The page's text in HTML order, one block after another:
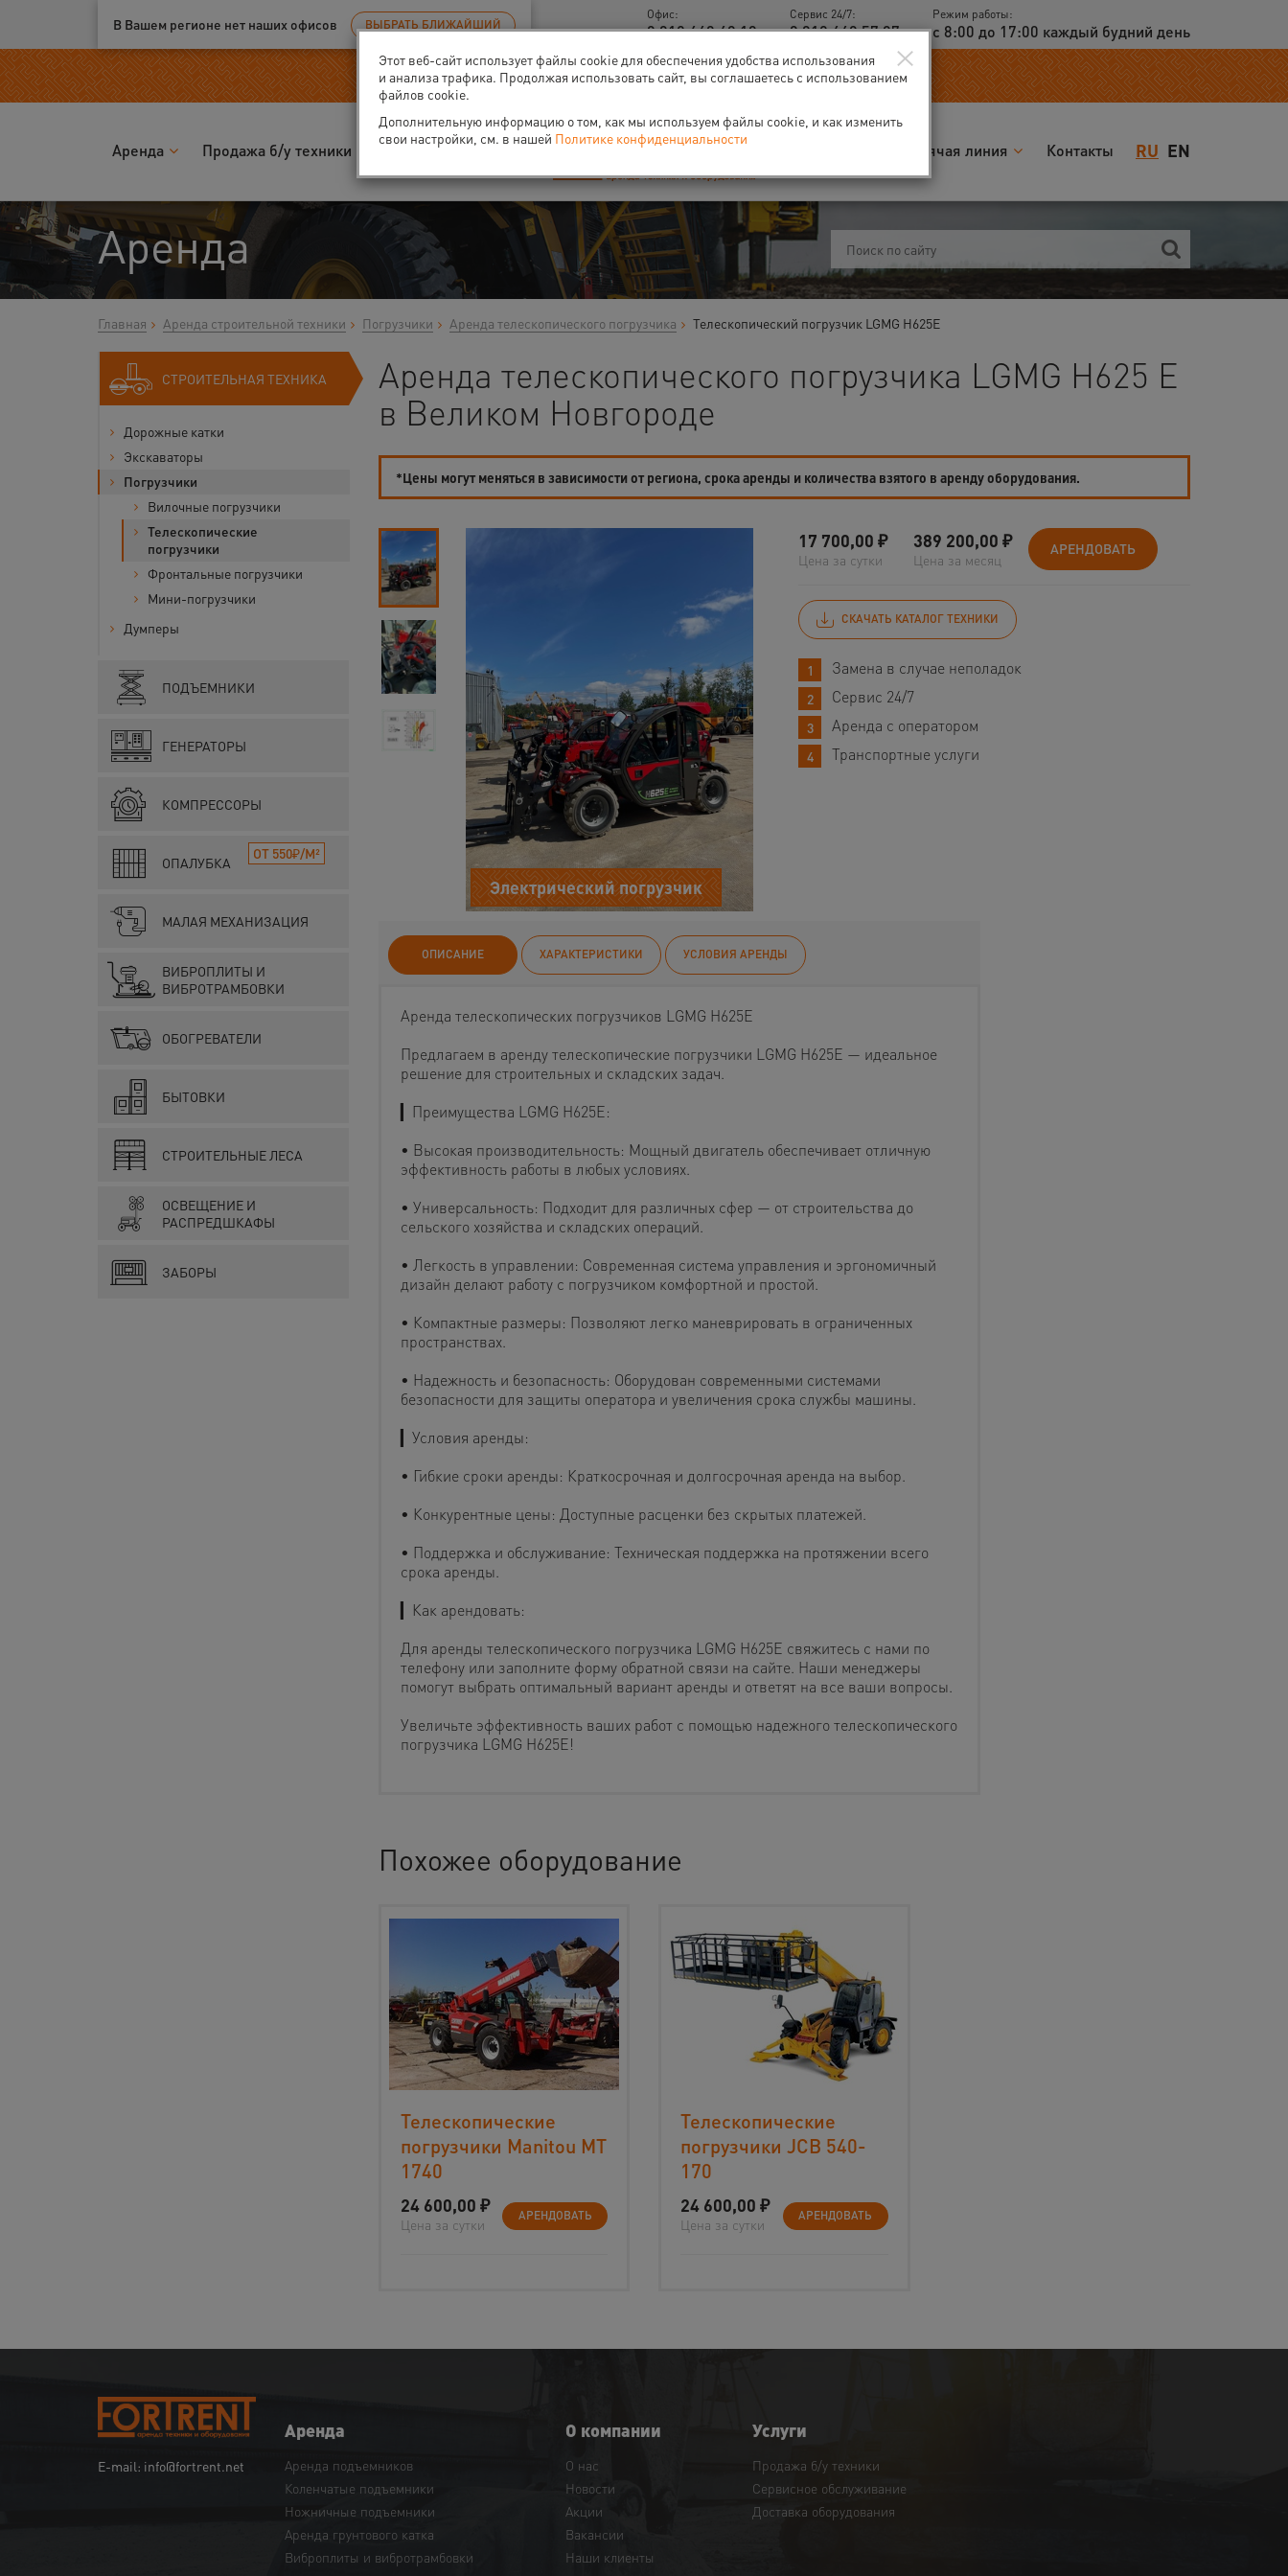
Ваш город:Великий Новгород
В Вашем регионе нет наших офисов ВЫБРАТЬ БЛИЖАЙШИЙ
Офис:
8 812 448 48 18
Сервис 24/7:
8 812 449 57 97
Режим работы:
с 8:00 до 17:00 каждый будний день
-40% на арендукомпрессоров
RU EN
Аренда Продажа б/у техники Запчасти О нас Горячая линия Контакты
Аренда
Главная Аренда строительной техники Погрузчики Аренда телескопического погрузчика Телескопический погрузчик LGMG H625E
СТРОИТЕЛЬНАЯ ТЕХНИКА
Дорожные катки
Экскаваторы
Погрузчики
Вилочные погрузчики
Телескопические
погрузчики
Фронтальные погрузчики
Мини-погрузчики
Думперы
ПОДЪЕМНИКИ
ГЕНЕРАТОРЫ
КОМПРЕССОРЫ
ОПАЛУБКА
ОТ 550₽/М²
МАЛАЯ МЕХАНИЗАЦИЯ
ВИБРОПЛИТЫ И
ВИБРОТРАМБОВКИ
ОБОГРЕВАТЕЛИ
БЫТОВКИ
СТРОИТЕЛЬНЫЕ ЛЕСА
ОСВЕЩЕНИЕ И
РАСПРЕДШКАФЫ
ЗАБОРЫ
Аренда телескопического погрузчика LGMG H625 E
в Великом Новгороде
*Цены могут меняться в зависимости от региона, срока аренды и количества взятого в аренду оборудования.
Электрический погрузчик
17 700,00 ₽
Цена за сутки
389 200,00 ₽
Цена за месяц
АРЕНДОВАТЬ
СКАЧАТЬ КАТАЛОГ ТЕХНИКИ
Замена в случае неполадок
Сервис 24/7
Аренда с оператором
Транспортные услуги
ОПИСАНИЕ ХАРАКТЕРИСТИКИ УСЛОВИЯ АРЕНДЫ
Аренда телескопических погрузчиков LGMG H625E
Предлагаем в аренду телескопические погрузчики LGMG H625E — идеальное
решение для строительных и складских задач.
▎Преимущества LGMG H625E:
• Высокая производительность: Мощный двигатель обеспечивает отличную
эффективность работы в любых условиях.
• Универсальность: Подходит для различных сфер — от строительства до
сельского хозяйства и складских операций.
• Легкость в управлении: Современная система управления и эргономичный
дизайн делают работу с погрузчиком комфортной и простой.
• Компактные размеры: Позволяют легко маневрировать в ограниченных
пространствах.
• Надежность и безопасность: Оборудован современными системами
безопасности для защиты оператора и увеличения срока службы машины.
▎Условия аренды:
• Гибкие сроки аренды: Краткосрочная и долгосрочная аренда на выбор.
• Конкурентные цены: Доступные расценки без скрытых платежей.
• Поддержка и обслуживание: Техническая поддержка на протяжении всего
срока аренды.
▎Как арендовать:
Для аренды телескопического погрузчика LGMG H625E свяжитесь с нами по
телефону или заполните форму обратной связи на сайте. Наши менеджеры
помогут выбрать оптимальный вариант аренды и ответят на все ваши вопросы.
Увеличьте эффективность ваших работ с помощью надежного телескопического
погрузчика LGMG H625E!
Похожее оборудование
Телескопические
погрузчики Manitou МT
1740
24 600,00 ₽
Цена за сутки
АРЕНДОВАТЬ
Телескопические
погрузчики JCB 540-
170
24 600,00 ₽
Цена за сутки
АРЕНДОВАТЬ
E-mail: info@fortrent.net
Аренда
Аренда подъемников
Коленчатые подъемники
Ножничные подъемники
Аренда грунтового катка
Виброплиты и вибротрамбовки
О компании
О нас
Новости
Акции
Вакансии
Наши клиенты
Услуги
Продажа б/у техники
Сервисное обслуживание
Доставка оборудования
×
Этот веб-сайт использует файлы cookie для обеспечения удобства использования
и анализа трафика. Продолжая использовать сайт, вы соглашаетесь с использованием
файлов cookie.
Дополнительную информацию о том, как мы используем файлы cookie, и как изменить
свои настройки, см. в нашей Политике конфиденциальности